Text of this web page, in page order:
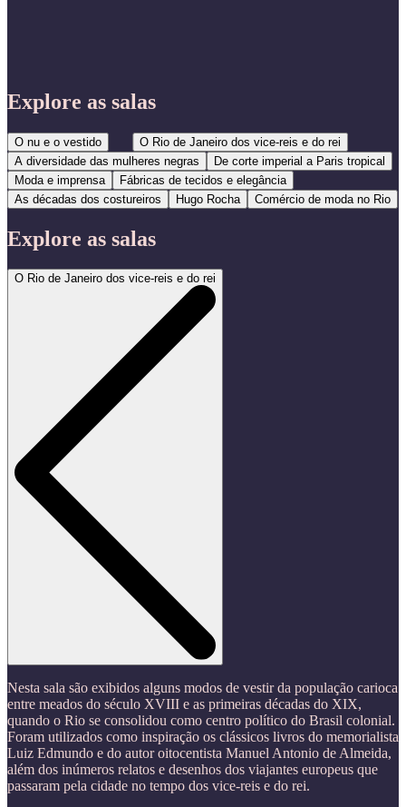
Explore as salas
O nu e o vestido
O Rio de Janeiro dos vice-reis e do rei
A diversidade das mulheres negras
De corte imperial a Paris tropical
Moda e imprensa
Fábricas de tecidos e elegância
As décadas dos costureiros
Hugo Rocha Comércio de moda no Rio
Explore as salas
O Rio de Janeiro dos vice-reis e do rei
Nesta sala são exibidos alguns modos de vestir da população carioca
entre meados do século XVIII e as primeiras décadas do XIX,
quando o Rio se consolidou como centro político do Brasil colonial.
Foram utilizados como inspiração os clássicos livros do memorialista
Luiz Edmundo e do autor oitocentista Manuel Antonio de Almeida,
além dos inúmeros relatos e desenhos dos viajantes europeus que
passaram pela cidade no tempo dos vice-reis e do rei.